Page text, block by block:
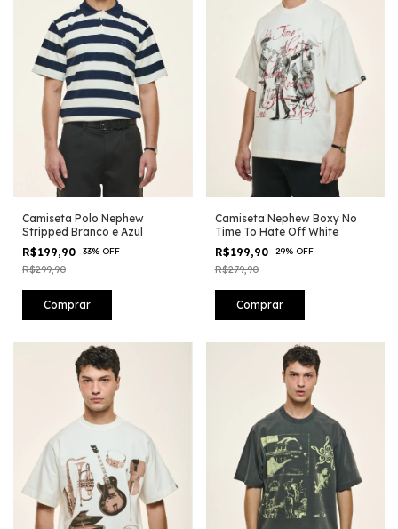
Camiseta Polo Nephew
Stripped Branco e Azul
R$199,90 -33% OFF
R$299,90
Comprar
Camiseta Nephew Boxy No
Time To Hate Off White
R$199,90 -29% OFF
R$279,90
Comprar